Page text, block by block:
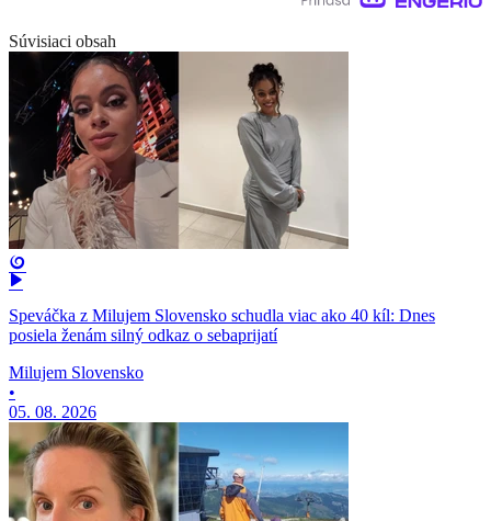
Súvisiaci obsah
Speváčka z Milujem Slovensko schudla viac ako 40 kíl: Dnes
posiela ženám silný odkaz o sebaprijatí
Milujem Slovensko
•
05. 08. 2026